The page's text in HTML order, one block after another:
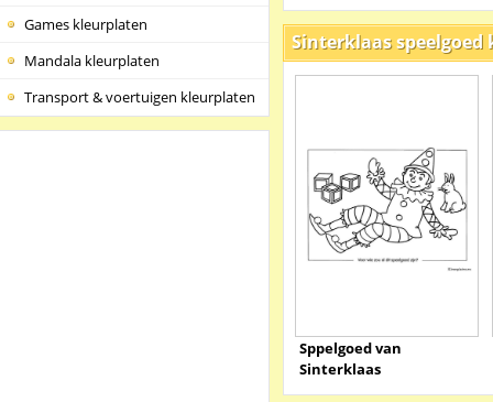
Games kleurplaten
Mandala kleurplaten
Transport & voertuigen kleurplaten
Sinterklaas
Sppelgoed van
Sinterklaas